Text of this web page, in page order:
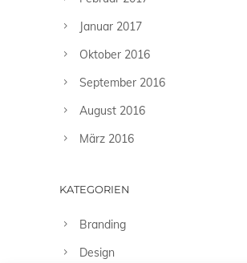
Januar 2017
Oktober 2016
September 2016
August 2016
März 2016
KATEGORIEN
Branding
Design